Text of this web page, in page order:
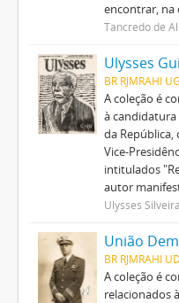
encontrar, na
Tancredo de
Ulysses
BR RJMRAHI UG
A coleção é
à candidatura
da República,
Vice-
intitulados
autor
Ulysses
União
BR RJMRAHI
A coleção é
relacionados